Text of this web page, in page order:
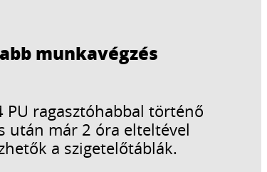
munkavégzés
PU ragasztóhabbal történő
után már 2 óra elteltével
a szigetelőtáblák.